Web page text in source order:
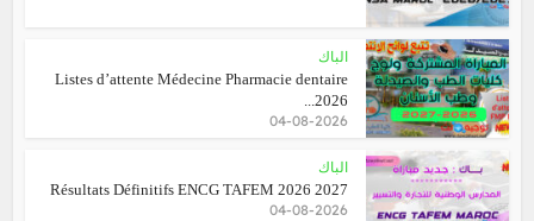
الباك
Listes d’attente Médecine Pharmacie dentaire
2026...
04-08-2026
الباك
Résultats Définitifs ENCG TAFEM 2026 2027
04-08-2026